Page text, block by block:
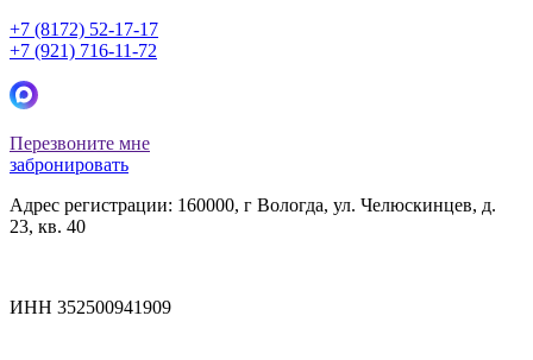
+7 (8172) 52-17-17
+7 (921) 716-11-72
Перезвоните мне
забронировать
Адрес регистрации: 160000, г Вологда, ул. Челюскинцев, д.
23, кв. 40
ИНН 352500941909